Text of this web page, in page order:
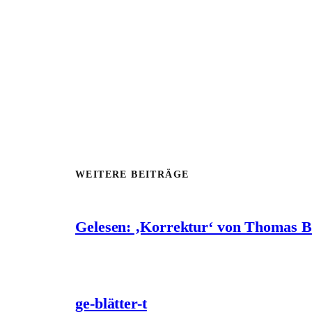
WEITERE BEITRÄGE
Gelesen: ‚Korrektur‘ von Thomas
ge-blätter-t